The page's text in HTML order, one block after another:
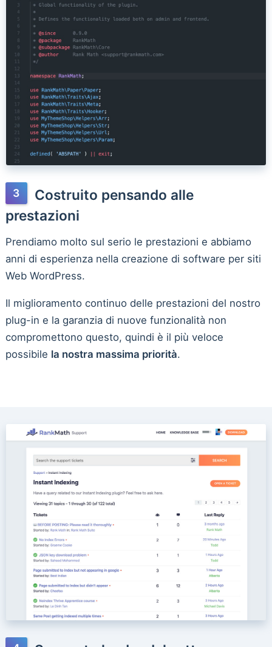
Costruito pensando alle
prestazioni
Prendiamo molto sul serio le prestazioni e abbiamo
anni di esperienza nella creazione di software per siti
Web WordPress.
Il miglioramento continuo delle prestazioni del nostro
plug-in e la garanzia di nuove funzionalità non
compromettono questo, quindi è il più veloce
possibile la nostra massima priorità.